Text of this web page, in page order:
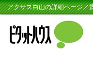
アクサス白山の詳細ページ／